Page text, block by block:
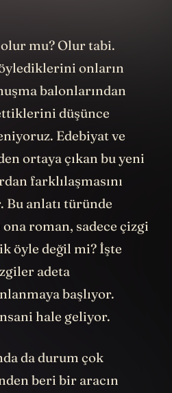
mu? Olur tabi.
onların
balonlarından
düşünce
Edebiyat ve
ortaya çıkan bu yeni
farklılaşmasını
Bu anlatı türünde
ona roman, sadece çizgi
öyle değil mi? İşte
adeta
başlıyor.
hale geliyor.
da durum çok
beri bir aracın